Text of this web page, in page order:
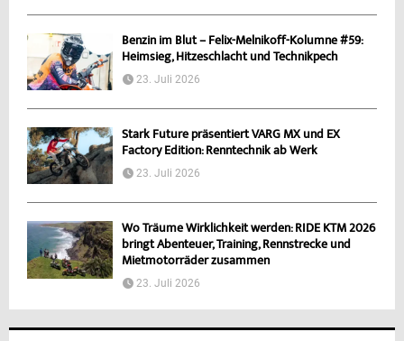
Benzin im Blut – Felix-Melnikoff-Kolumne #59:
Heimsieg, Hitzeschlacht und Technikpech
23. Juli 2026
Stark Future präsentiert VARG MX und EX
Factory Edition: Renntechnik ab Werk
23. Juli 2026
Wo Träume Wirklichkeit werden: RIDE KTM 2026
bringt Abenteuer, Training, Rennstrecke und
Mietmotorräder zusammen
23. Juli 2026